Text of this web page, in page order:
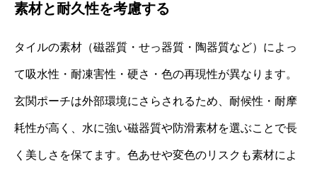
素材と耐久性を考慮する
タイルの素材（磁器質・せっ器質・陶器質など）によっ
て吸水性・耐凍害性・硬さ・色の再現性が異なります。
玄関ポーチは外部環境にさらされるため、耐候性・耐摩
耗性が高く、水に強い磁器質や防滑素材を選ぶことで長
く美しさを保てます。色あせや変色のリスクも素材によ